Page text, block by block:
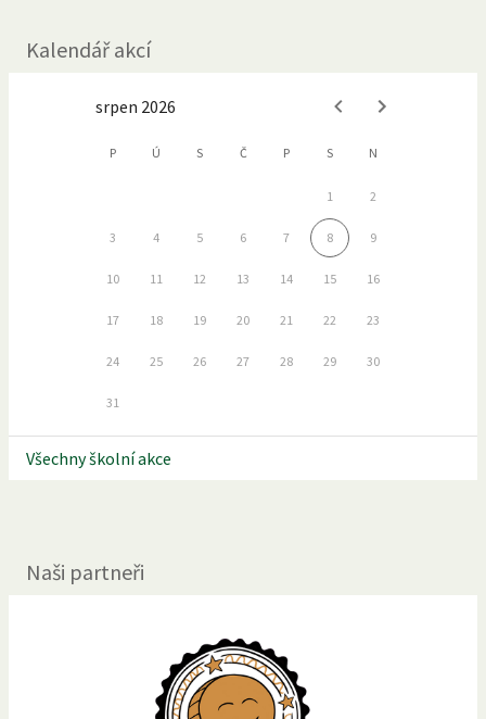
Kalendář akcí
srpen 2026
P Ú S Č P S N
1 2
3 4 5 6 7 8 9
10 11 12 13 14 15 16
17 18 19 20 21 22 23
24 25 26 27 28 29 30
31
Všechny školní akce
Naši partneři